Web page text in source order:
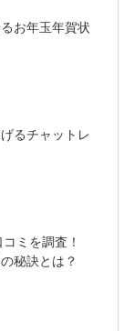
お年玉年賀状
るチャットレ
ミを調査！
秘訣とは？